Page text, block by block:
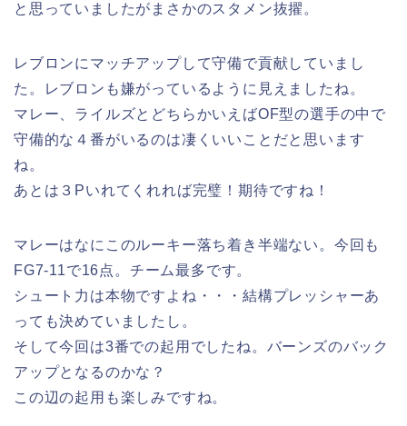
と思っていましたがまさかのスタメン抜擢。
レブロンにマッチアップして守備で貢献していまし
た。レブロンも嫌がっているように見えましたね。
マレー、ライルズとどちらかいえばOF型の選手の中で
守備的な４番がいるのは凄くいいことだと思います
ね。
あとは３Pいれてくれれば完璧！期待ですね！
マレーはなにこのルーキー落ち着き半端ない。今回も
FG7-11で16点。チーム最多です。
シュート力は本物ですよね・・・結構プレッシャーあ
っても決めていましたし。
そして今回は3番での起用でしたね。バーンズのバック
アップとなるのかな？
この辺の起用も楽しみですね。